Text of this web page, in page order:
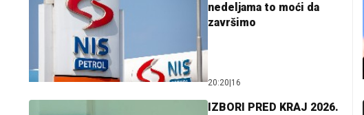
nedeljama to moći da
završimo
20:20 16
IZBORI PRED KRAJ 2026.